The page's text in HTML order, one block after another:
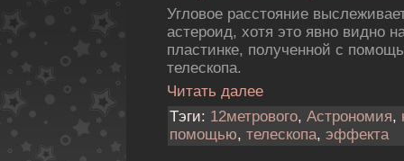
Угловое расстояние
астероид, хотя это явно видно
пластинке, полученной с
телескопа.
Читать далее
Тэги: 12метpового, Астрономия,
помощью, телескопа, эффекта